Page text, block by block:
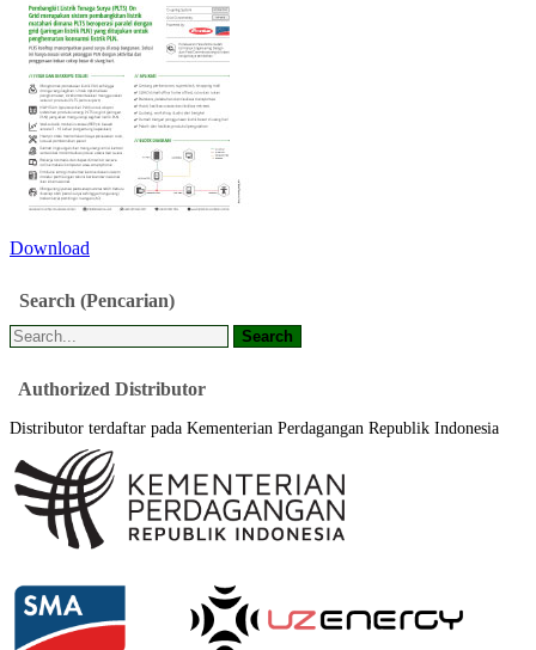
Download
Search (Pencarian)
Authorized Distributor
Distributor terdaftar pada Kementerian Perdagangan Republik Indonesia